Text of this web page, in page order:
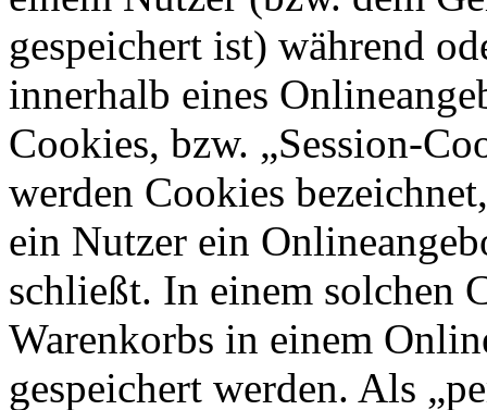
gespeichert ist) während
innerhalb eines
Cookies, bzw. „Session-
werden Cookies
ein Nutzer ein
schließt. In einem solchen
Warenkorbs in einem
gespeichert werden. Als